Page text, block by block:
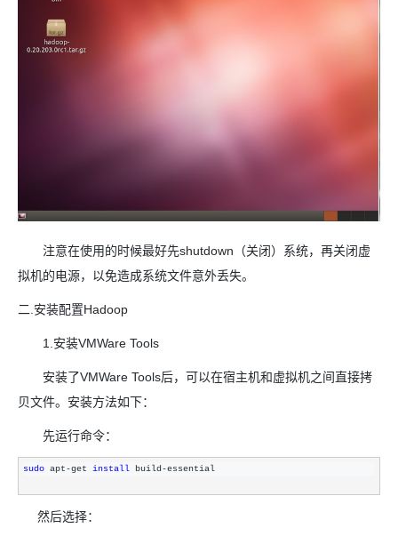
注意在使用的时候最好先shutdown（关闭）系统，再关闭虚
拟机的电源，以免造成系统文件意外丢失。
二.安装配置Hadoop
1.安装VMWare Tools
安装了VMWare Tools后，可以在宿主机和虚拟机之间直接拷
贝文件。安装方法如下：
先运行命令：
sudo apt-get install build-essential
然后选择：